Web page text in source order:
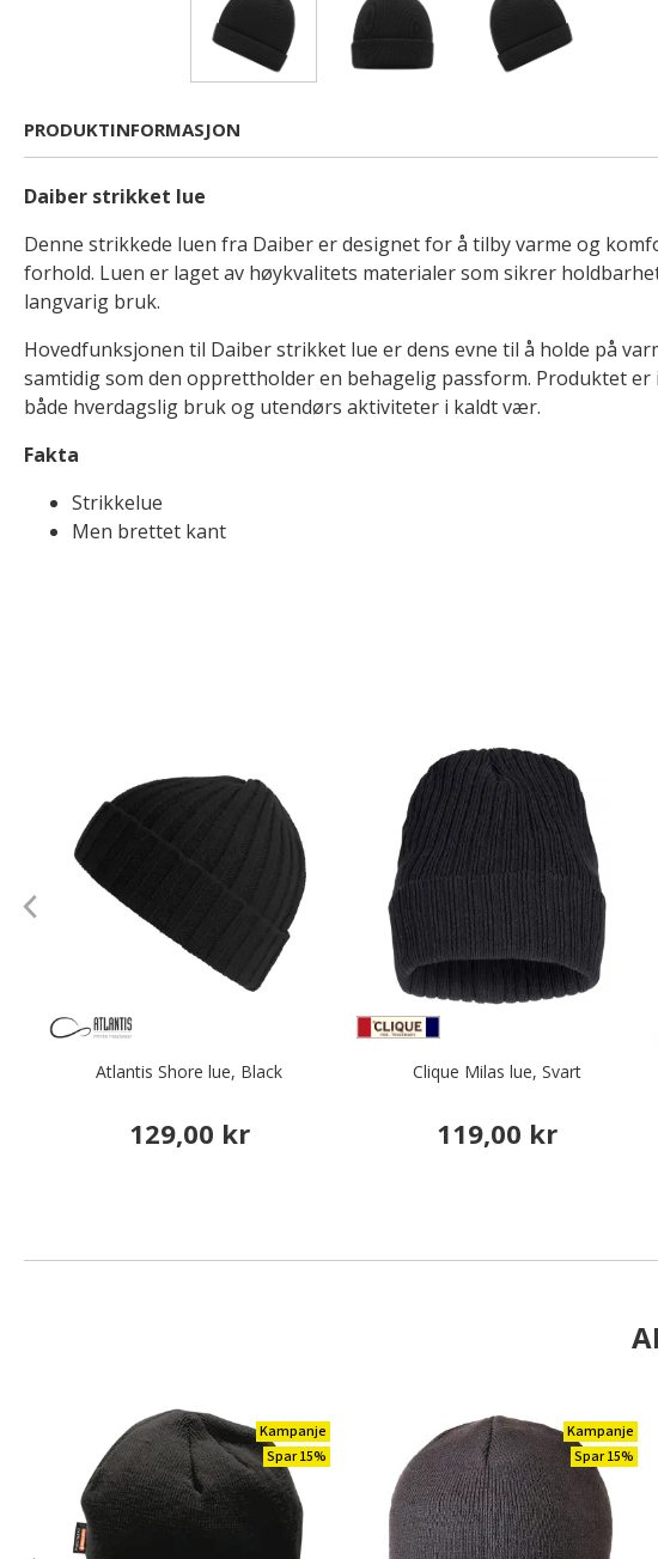
PRODUKTINFORMASJON
Daiber strikket lue
Denne strikkede luen fra Daiber er designet for å tilby varme og
forhold. Luen er laget av høykvalitets materialer som sikrer
langvarig bruk.
Hovedfunksjonen til Daiber strikket lue er dens evne til å holde på
samtidig som den opprettholder en behagelig passform. Produktet
både hverdagslig bruk og utendørs aktiviteter i kaldt vær.
Fakta
Strikkelue
Men brettet kant
Atlantis Shore lue, Black
129,00 kr
Clique Milas lue, Svart
119,00 kr
Kampanje
Spar 15%
Kampanje
Spar 15%